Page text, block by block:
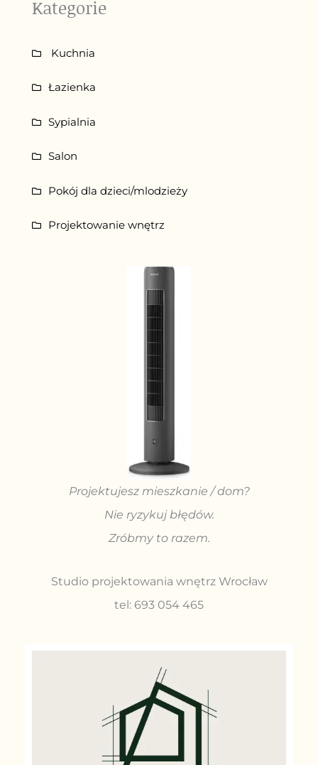
Kategorie
Kuchnia
Łazienka
Sypialnia
Salon
Pokój dla dzieci/mlodzieży
Projektowanie wnętrz
Projektujesz mieszkanie / dom?
Nie ryzykuj błędów.
Zróbmy to razem.
Studio projektowania wnętrz Wrocław
tel: 693 054 465